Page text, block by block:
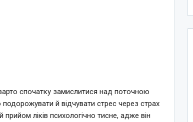
спочатку замислитися над поточною
й відчувати стрес через страх
ліків психологічно тисне, адже він